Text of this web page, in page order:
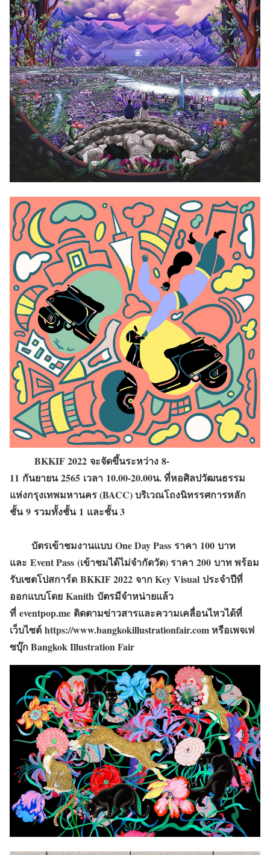
BKKIF 2022 จะจัดขึ้นระหว่าง 8-
11 กันยายน2565 เวลา 10.00-20.00น. ที่หอศิลปวัฒนธรรม
แห่งกรุงเทพมหานคร (BACC) บริเวณโถงนิทรรศการหลัก
ชั้น9 รวมทั้งชั้น 1 และชั้น3
บัตรเข้าชมงานแบบ One Day Pass ราคา 100 บาท
และ Event Pass (เข้าชมได้ไม่จำกัดวัด) ราคา 200 บาท พร้อม
รับเซตโปสการ์ด BKKIF 2022 จาก Key Visual ประจำปีที่
ออกแบบโดย Kanith บัตรมีจำหน่ายแล้ว
ที่ eventpop.me ติดตามข่าวสารและความเคลื่อนไหวได้ที่
เว็บไซต์ https://www.bangkokillustrationfair.com หรือเพจเฟ
ซบุ๊ก Bangkok Illustration Fair